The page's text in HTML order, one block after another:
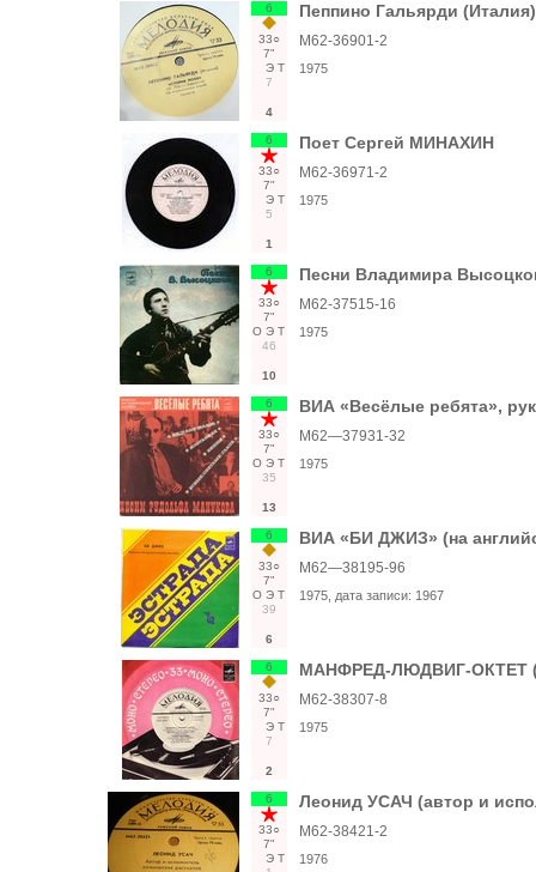
6
33○
7"
Э Т
7
4
Пеппино Гальярди (Италия)
М62-36901-2
1975
6
33○
7"
Э Т
5
1
Поет Сергей МИНАХИН
М62-36971-2
1975
6
33○
7"
О Э Т
46
10
Песни Владимира
М62-37515-16
1975
6
33○
7"
О Э Т
35
13
ВИА «Весёлые ребята»,
М62—37931-32
1975
6
33○
7"
О Э Т
39
6
ВИА «БИ ДЖИЗ» (на
М62—38195-96
1975 , дата записи: 1967
6
33○
7"
Э Т
7
2
МАНФРЕД-ЛЮДВИГ-ОКТЕТ
М62-38307-8
1975
6
33○
7"
Э Т
Леонид УСАЧ (автор и
М62-38421-2
1976